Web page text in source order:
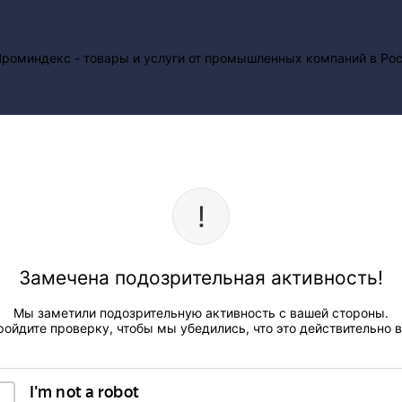
Замечена подозрительная активность!
Мы заметили подозрительную активность с вашей стороны.
проверку, чтобы мы убедились, что это действительно